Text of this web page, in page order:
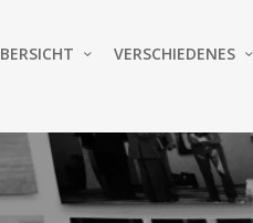
VERSCHIEDENES